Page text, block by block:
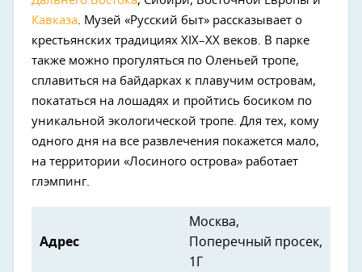
Кавказа. Музей «Русский быт» рассказывает о
крестьянских традициях XIX–XX веков. В парке
также можно прогуляться по Оленьей тропе,
сплавиться на байдарках к плавучим островам,
покататься на лошадях и пройтись босиком по
уникальной экологической тропе. Для тех, кому
одного дня на все развлечения покажется мало,
на территории «Лосиного острова» работает
глэмпинг.
Адрес
Москва,
Поперечный просек,
1Г